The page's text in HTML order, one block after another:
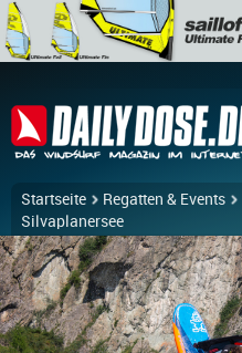
Startseite Regatten & Events
Silvaplanersee